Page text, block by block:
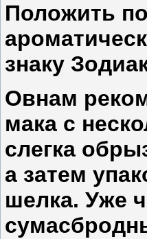
Положить
знаку
Овнам
мака с
слегка
а затем
шелка. Уже